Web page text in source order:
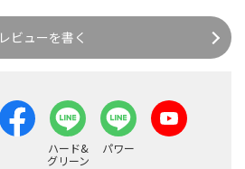
レビューを書く
ハード&
グリーン
パワー